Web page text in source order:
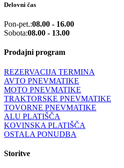
Delovni čas
Pon-pet.:08.00 - 16.00
Sobota:08.00 - 13.00
Prodajni program
REZERVACIJA TERMINA
AVTO PNEVMATIKE
MOTO PNEVMATIKE
TRAKTORSKE PNEVMATIKE
TOVORNE PNEVMATIKE
ALU PLATIŠČA
KOVINSKA PLATIŠČA
OSTALA PONUDBA
Storitve